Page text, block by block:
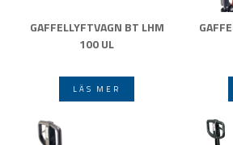
GAFFELLYFTVAGN BT LHM
100 UL
LÄS MER